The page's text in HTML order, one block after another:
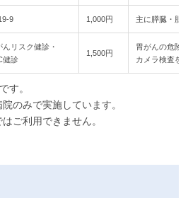
9 1,000円 主に膵臓・胆
んリスク健診・
健診
1,500円
胃がんの危険
カメラ検査を
す。
のみで実施しています。
ご利用できません。